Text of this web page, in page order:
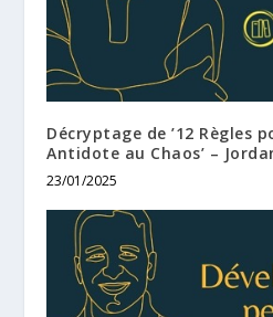
Décryptage de ’12 Règles
Antidote au Chaos’ –
23/01/2025